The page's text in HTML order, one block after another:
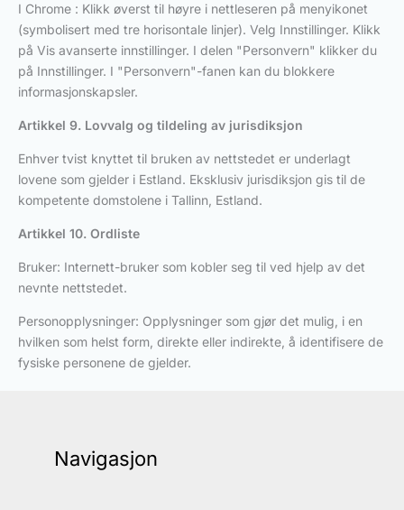
I Chrome : Klikk øverst til høyre i nettleseren på menyikonet
(symbolisert med tre horisontale linjer). Velg Innstillinger. Klikk
på Vis avanserte innstillinger. I delen "Personvern" klikker du
på Innstillinger. I "Personvern"-fanen kan du blokkere
informasjonskapsler.
Artikkel 9. Lovvalg og tildeling av jurisdiksjon
Enhver tvist knyttet til bruken av nettstedet er underlagt
lovene som gjelder i Estland. Eksklusiv jurisdiksjon gis til de
kompetente domstolene i Tallinn, Estland.
Artikkel 10. Ordliste
Bruker: Internett-bruker som kobler seg til ved hjelp av det
nevnte nettstedet.
Personopplysninger: Opplysninger som gjør det mulig, i en
hvilken som helst form, direkte eller indirekte, å identifisere de
fysiske personene de gjelder.
Navigasjon